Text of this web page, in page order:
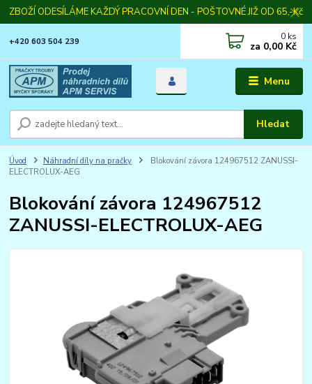
ZBOŽÍ ODESÍLÁME KAŽDÝ PRACOVNÍ DEN - POŠTOVNÉ JIŽ OD 65,-Kč
Menu
Hledat
+420 603 504 239 0 ks
za 0,00 Kč
Úvod Náhradní díly na pračky
Blokování závora 124967512 ZANUSSI-
ELECTROLUX-AEG
Blokování závora 124967512
ZANUSSI-ELECTROLUX-AEG